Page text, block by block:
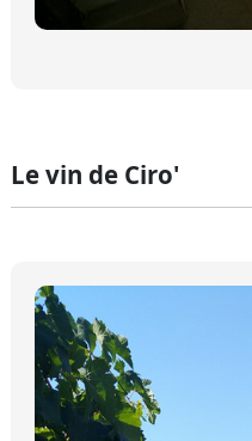
Le vin de Ciro'